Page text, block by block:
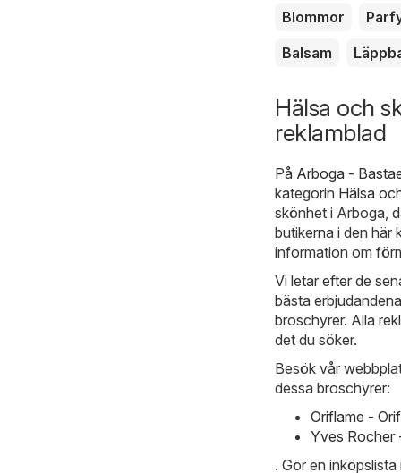
Blommor
Balsam
Hälsa och
reklamblad
På Arboga -
kategorin Hälsa
skönhet i Arboga,
butikerna i den här
information om
Vi letar efter de
bästa
broschyrer. Alla
det du söker.
Besök vår
dessa broschyrer:
Oriflame -
Yves Rocher
. Gör en